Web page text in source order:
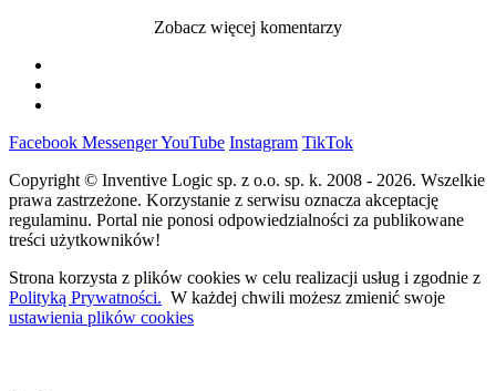
Zobacz więcej komentarzy
Facebook MessengerYouTube Instagram TikTok
Copyright © Inventive Logic sp. z o.o. sp. k. 2008 - 2026. Wszelkie
prawa zastrzeżone. Korzystanie z serwisu oznacza akceptację
regulaminu. Portal nie ponosi odpowiedzialności za publikowane
treści użytkowników!
Strona korzysta z plików cookies w celu realizacji usług i zgodnie z
Polityką Prywatności. W każdej chwili możesz zmienić swoje
ustawienia plików cookies